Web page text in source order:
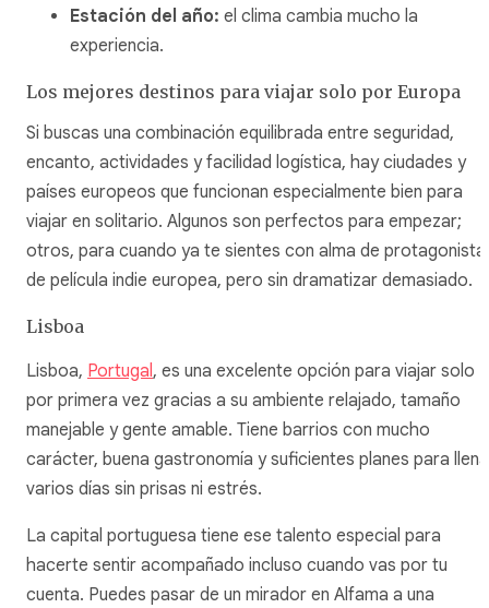
Estación del año: el clima cambia mucho la
experiencia.
Los mejores destinos para viajar solo por Europa
Si buscas una combinación equilibrada entre seguridad,
encanto, actividades y facilidad logística, hay ciudades y
países europeos que funcionan especialmente bien para
viajar en solitario. Algunos son perfectos para empezar;
otros, para cuando ya te sientes con alma de protagonista
de película indie europea, pero sin dramatizar demasiado.
Lisboa
Lisboa, Portugal, es una excelente opción para viajar solo
por primera vez gracias a su ambiente relajado, tamaño
manejable y gente amable. Tiene barrios con mucho
carácter, buena gastronomía y suficientes planes para
varios días sin prisas ni estrés.
La capital portuguesa tiene ese talento especial para
hacerte sentir acompañado incluso cuando vas por tu
cuenta. Puedes pasar de un mirador en Alfama a una